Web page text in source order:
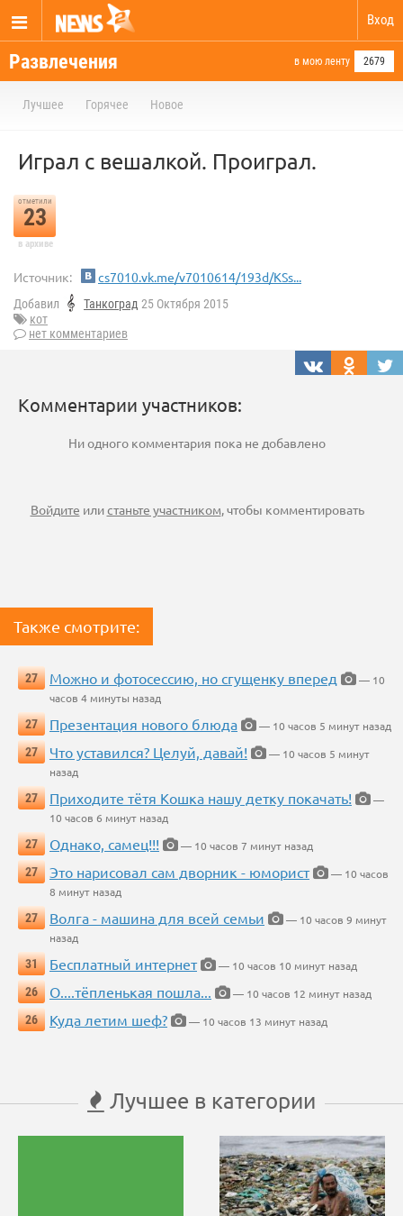
Вход
Развлечения в мою ленту 2679
Лучшее Горячее Новое
Играл с вешалкой. Проиграл.
отметили
23
в архиве
Источник: cs7010.vk.me/v7010614/193d/KSs...
Добавил Танкоград 25 Октября 2015
кот
нет комментариев
Комментарии участников:
Ни одного комментария пока не добавлено
Войдите илистаньте участником, чтобы комментировать
Также смотрите:
27 Можно и фотосессию, но сгущенку вперед
— 10
часов 4 минуты назад
27
Презентация нового блюда
— 10 часов 5 минут назад
27
Что уставился? Целуй, давай!
— 10 часов 5 минут
назад
27
Приходите тётя Кошка нашу детку покачать!
—
10 часов 6 минут назад
27
Однако, самец!!!
— 10 часов 7 минут назад
27
Это нарисовал сам дворник - юморист
— 10 часов
8 минут назад
27
Волга - машина для всей семьи
— 10 часов 9 минут
назад
31
Бесплатный интернет
— 10 часов 10 минут назад
26
О....тёпленькая пошла...
— 10 часов 12 минут назад
26
Куда летим шеф? — 10 часов 13 минут назад
Лучшее в категории